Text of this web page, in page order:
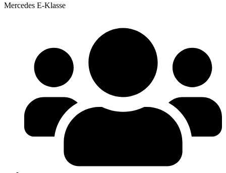
Mercedes E-Klasse